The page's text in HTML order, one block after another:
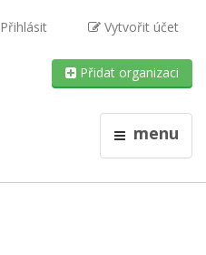
Přihlásit Vytvořit účet
Přidat organizaci
menu